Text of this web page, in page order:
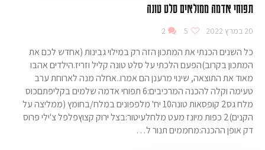
תפוחי אדמה ממולאים סלט טונה
20 במרץ 2022 5
2
כל השנים הכנתי את המתכון הזה רק במילוי גבינות (אחדש לכם את
המתכון בקרוב)הפעם הלכתי על סלט טונה קליל וזריז.הילדים אהבו
מאוד את התוצאה, שינוי מרענן הם אמרו..אחלה מנה לארוחת ערב
טעימה וקלה להכנה המרכיבים:6 תפוחי אדמה שלמים בקליפתםכוס
מלח גס2 קופסאות טונה10 יח' מלפפונים במלח/בחומץ (ממליצה על
הקנים)2 כפות מיונז מעט מלחלעיטור:בצל ירוק קצוץפלפל צ'ילי פרוס
דק אופן ההכנה:מחממים תנור ל…